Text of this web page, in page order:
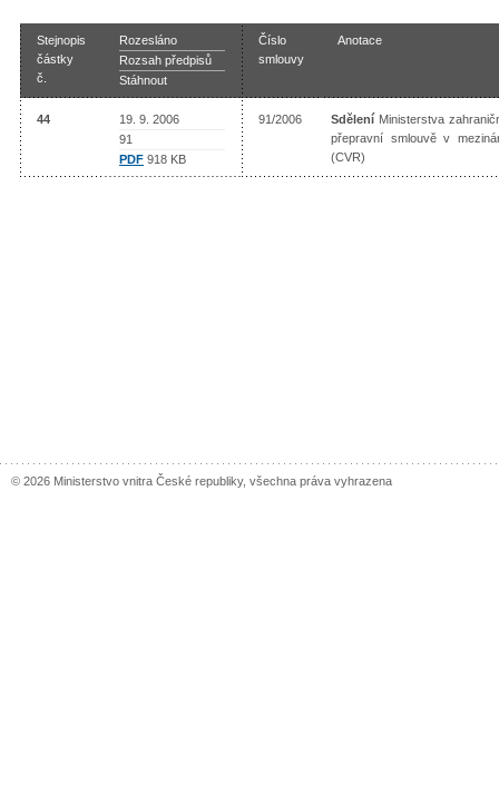
Stejnopis
částky
č.
Rozesláno
Rozsah předpisů
Stáhnout
Číslo
smlouvy
Anotace
44
19. 9. 2006
91
PDF 918 KB
91/2006 Sdělení Ministerstva
přepravní smlouvě v
(CVR)
© 2026 Ministerstvo vnitra České republiky, všechna práva vyhrazena